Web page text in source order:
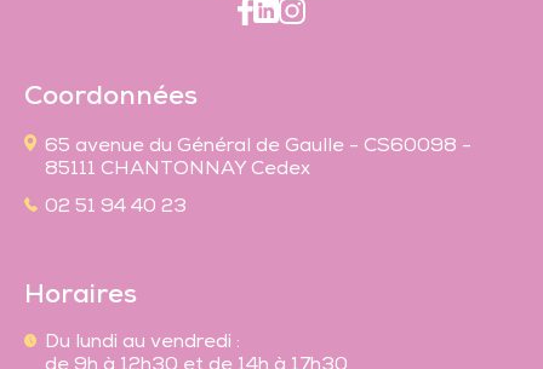
Coordonnées
65 avenue du Général de Gaulle - CS60098 -
85111 CHANTONNAY Cedex
02 51 94 40 23
Horaires
Du lundi au vendredi :